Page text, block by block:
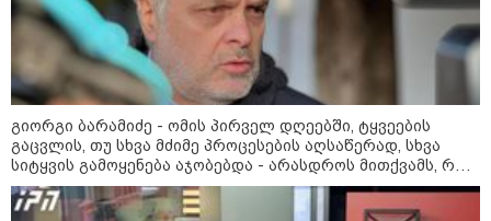
მიწები გაძვირდეს
სამართალი
გიორგი ბარამიძე - ომის პირველ დღეებში, ტყვეების
გაცვლის, თუ სხვა მძიმე პროცესების აღსაწერად, სხვა
სიტყვის გამოყენება აჯობებდა - არასდროს მითქვამს, რომ
ჩვენები ხელებაწეულს ან დატყვევებულს "ხვრეტდნენ", ეგ
არასდროს მინახავს და არც რაიმე ფაქტი ვიცი